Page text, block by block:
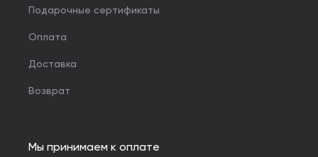
Подарочные сертификаты
Оплата
Доставка
Возврат
Мы принимаем к оплате